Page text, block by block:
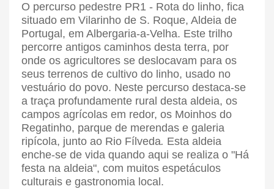
O percurso pedestre PR1 - Rota do linho, fica
situado em Vilarinho de S. Roque, Aldeia de
Portugal, em Albergaria-a-Velha. Este trilho
percorre antigos caminhos desta terra, por
onde os agricultores se deslocavam para os
seus terrenos de cultivo do linho, usado no
vestuário do povo. Neste percurso destaca-se
a traça profundamente rural desta aldeia, os
campos agrícolas em redor, os Moinhos do
Regatinho, parque de merendas e galeria
ripícola, junto ao Rio Fílveda. Esta aldeia
enche-se de vida quando aqui se realiza o "Há
festa na aldeia", com muitos espetáculos
culturais e gastronomia local.